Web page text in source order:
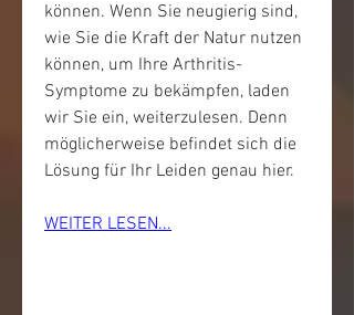
können. Wenn Sie neugierig sind,
wie Sie die Kraft der Natur nutzen
können, um Ihre Arthritis-
Symptome zu bekämpfen, laden
wir Sie ein, weiterzulesen. Denn
möglicherweise befindet sich die
Lösung für Ihr Leiden genau hier.
WEITER LESEN...